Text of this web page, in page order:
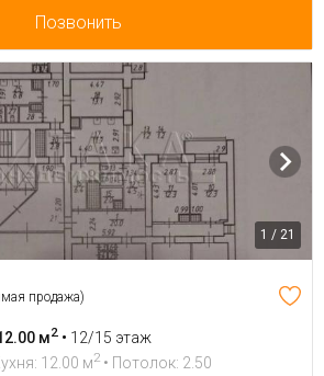
Позвонить
1 / 21
продажа)
м2 • 12/15 этаж
12.00 м2 • Потолок: 2.50